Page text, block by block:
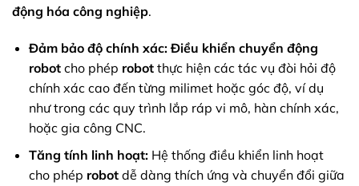
động hóa công nghiệp.
Đảm bảo độ chính xác: Điều khiển chuyển động
robotcho phép robotthực hiện các tác vụ đòi hỏi độ
chính xác cao đến từng milimet hoặc góc độ, ví dụ
như trong các quy trình lắp ráp vi mô, hàn chính xác,
hoặc gia công CNC.
Tăng tính linh hoạt:Hệ thống điều khiển linh hoạt
cho phép robotdễ dàng thích ứng và chuyển đổi giữa